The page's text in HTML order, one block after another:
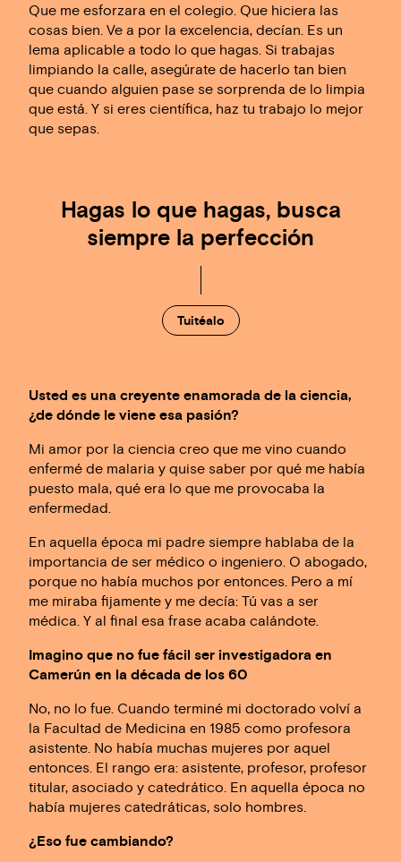
Que me esforzara en el colegio. Que hiciera las
cosas bien. Ve a por la excelencia, decían. Es un
lema aplicable a todo lo que hagas. Si trabajas
limpiando la calle, asegúrate de hacerlo tan bien
que cuando alguien pase se sorprenda de lo limpia
que está. Y si eres científica, haz tu trabajo lo mejor
que sepas.
Hagas lo que hagas, busca
siempre la perfección
Tuitéalo
Usted es una creyente enamorada de la ciencia,
¿de dónde le viene esa pasión?
Mi amor por la ciencia creo que me vino cuando
enfermé de malaria y quise saber por qué me había
puesto mala, qué era lo que me provocaba la
enfermedad.
En aquella época mi padre siempre hablaba de la
importancia de ser médico o ingeniero. O abogado,
porque no había muchos por entonces. Pero a mí
me miraba fijamente y me decía: Tú vas a ser
médica. Y al final esa frase acaba calándote.
Imagino que no fue fácil ser investigadora en
Camerún en la década de los 60
No, no lo fue. Cuando terminé mi doctorado volví a
la Facultad de Medicina en 1985 como profesora
asistente. No había muchas mujeres por aquel
entonces. El rango era: asistente, profesor, profesor
titular, asociado y catedrático. En aquella época no
había mujeres catedráticas, solo hombres.
¿Eso fue cambiando?